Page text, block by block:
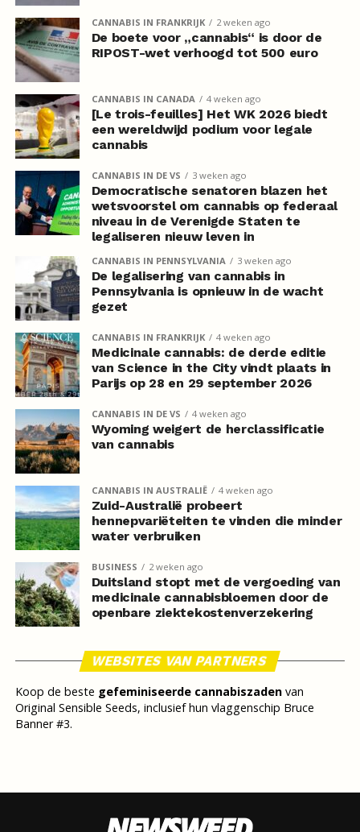
CANNABIS IN FRANKRIJK 2 weken ago
De boete voor „cannabis“ is door de
RIPOST-wet verhoogd tot 500 euro
CANNABIS IN CANADA 4 weken ago
[Le trois-feuilles] Het WK 2026 biedt
een wereldwijd podium voor legale
cannabis
CANNABIS IN DE VS 3 weken ago
Democratische senatoren blazen het
wetsvoorstel om cannabis op federaal
niveau in de Verenigde Staten te
legaliseren nieuw leven in
CANNABIS IN PENNSYLVANIA 3 weken ago
De legalisering van cannabis in
Pennsylvania is opnieuw in de wacht
gezet
CANNABIS IN FRANKRIJK 4 weken ago
Medicinale cannabis: de derde editie
van Science in the City vindt plaats in
Parijs op 28 en 29 september 2026
CANNABIS IN DE VS 4 weken ago
Wyoming weigert de herclassificatie
van cannabis
CANNABIS IN AUSTRALIË 4 weken ago
Zuid-Australië probeert
hennepvariëteiten te vinden die minder
water verbruiken
BUSINESS 2 weken ago
Duitsland stopt met de vergoeding van
medicinale cannabisbloemen door de
openbare ziektekostenverzekering
WEBSITES VAN PARTNERS
Koop de beste gefeminiseerde cannabiszadenvan
Original Sensible Seeds, inclusief hun vlaggenschip Bruce
Banner #3.